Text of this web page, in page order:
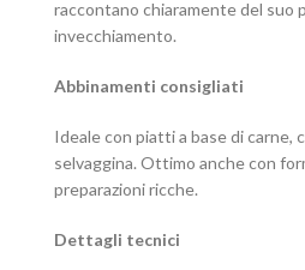
raccontano chiaramente del suo
invecchiamento.
Abbinamenti consigliati
Ideale con piatti a base di carne,
selvaggina. Ottimo anche con
preparazioni ricche.
Dettagli tecnici